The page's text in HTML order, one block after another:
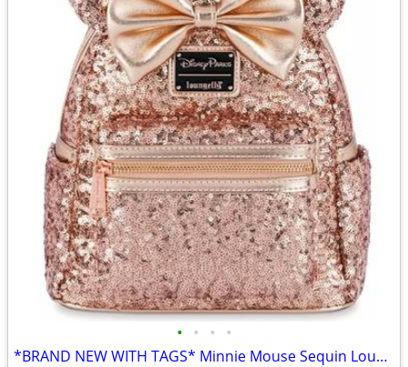
• • • •
*BRAND NEW WITH TAGS* Minnie Mouse Sequin Loungefly Rose Gold